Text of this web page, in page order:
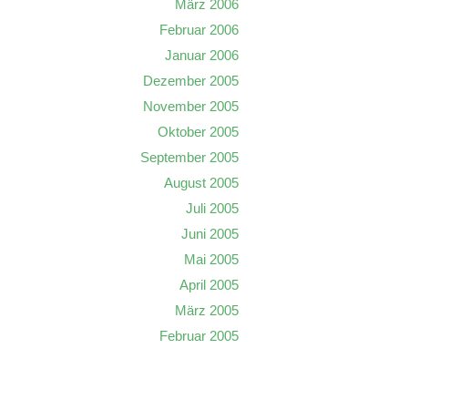
März 2006
Februar 2006
Januar 2006
Dezember 2005
November 2005
Oktober 2005
September 2005
August 2005
Juli 2005
Juni 2005
Mai 2005
April 2005
März 2005
Februar 2005